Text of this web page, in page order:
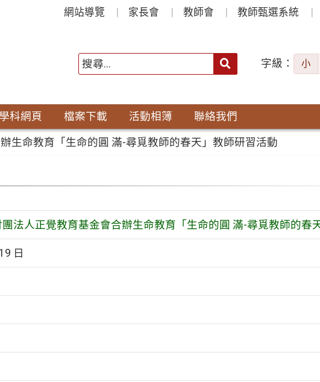
網站導覽 家長會 教師會 教師甄選系統
字級： 小
學科網頁 檔案下載 活動相簿 聯絡我們
生命教育「生命的圓 滿-尋覓教師的春天」教師研習活動
法人正覺教育基金會合辦生命教育「生命的圓 滿-尋覓教師的春
日